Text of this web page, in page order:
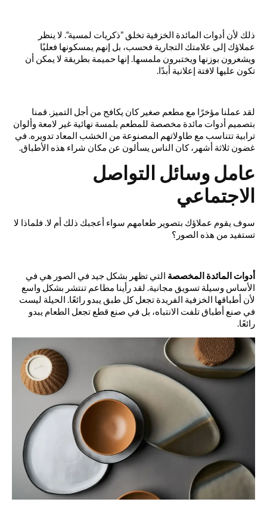
ذلك لأن أدوات المائدة الخزفية تخلق ”ذكريات لمسية“. لا ينظر
عملاؤك إلى علامتك التجارية فحسب، بل إنهم يمسكونها فعليًا
ويشعرون بوزنها ويختبرون ملمسها. إنها حميمة بطريقة لا يمكن أن
تكون عليها لافتة إعلانية أبدًا.
لقد عملنا مؤخرًا مع مطعم صغير كان يكافح من أجل التميز. قمنا
بتصميم أدوات مائدة مخصصة للمطعم بلمسة نهائية غير لامعة وألوان
ترابية تتناسب مع طاولاتهم المصنوعة من الخشب المعاد تدويره. في
غضون ثلاثة أشهر، كان الناس يسألون عن مكان شراء هذه الأطباق.
عامل وسائل التواصل
الاجتماعي
سوف يقوم عملاؤك بتصوير طعامهم سواء أعجبك ذلك أم لا. فلماذا لا
تستفيد من هذه الصور؟
أدوات المائدة المخصصة التي تظهر بشكل جيد في الصور هي في
الأساس وسيلة تسويق مجانية. لقد رأينا مطاعم تنتشر بشكل واسع
لأن أطباقها الخزفية الفريدة تجعل كل طبق يبدو رائعًا. الحيلة ليست
في صنع أطباق تلفت الانتباه، بل في صنع قطع تجعل الطعام يبدو
رائعًا.